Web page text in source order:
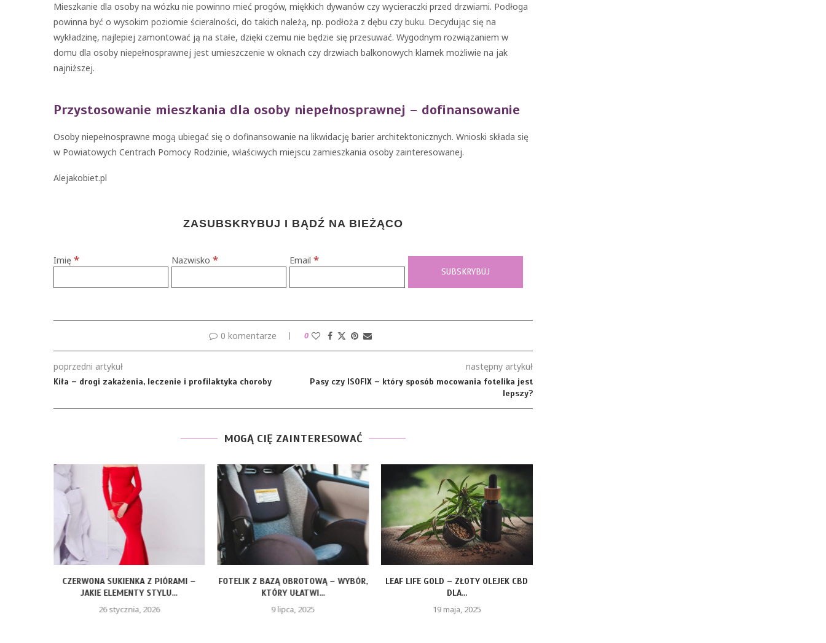
Mieszkanie dla osoby na wózku nie powinno mieć progów, miękkich dywanów czy wycieraczki przed drzwiami. Podłoga
powinna być o wysokim poziomie ścieralności, do takich należą, np. podłoża z dębu czy buku. Decydując się na
wykładzinę, najlepiej zamontować ją na stałe, dzięki czemu nie będzie się przesuwać. Wygodnym rozwiązaniem w
domu dla osoby niepełnosprawnej jest umieszczenie w oknach czy drzwiach balkonowych klamek możliwie na jak
najniższej.
Przystosowanie mieszkania dla osoby niepełnosprawnej – dofinansowanie
Osoby niepełnosprawne mogą ubiegać się o dofinansowanie na likwidację barier architektonicznych. Wnioski składa się
w Powiatowych Centrach Pomocy Rodzinie, właściwych miejscu zamieszkania osoby zainteresowanej.
Alejakobiet.pl
ZASUBSKRYBUJ I BĄDŹ NA BIEŻĄCO
Imię * Nazwisko* Email*
0 komentarze 0
poprzedni artykuł
Kiła – drogi zakażenia, leczenie i profilaktyka choroby
następny artykuł
Pasy czy ISOFIX – który sposób mocowania fotelika jest
lepszy?
MOGĄ CIĘ ZAINTERESOWAĆ
CZERWONA SUKIENKA Z PIÓRAMI –
JAKIE ELEMENTY STYLU...
26 stycznia, 2026
FOTELIK Z BAZĄ OBROTOWĄ – WYBÓR,
KTÓRY UŁATWI...
9 lipca, 2025
LEAF LIFE GOLD – ZŁOTY OLEJEK CBD
DLA...
19 maja, 2025